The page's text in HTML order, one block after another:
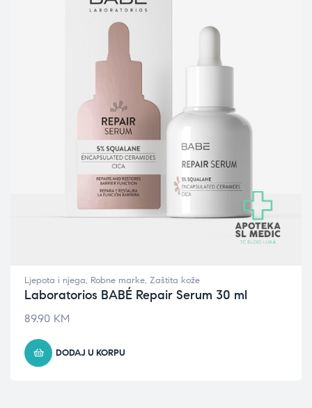
Ljepota i njega, Robne marke, Zaštita kože
Laboratorios BABÉ Repair Serum 30 ml
89.90 KM
DODAJ U KORPU